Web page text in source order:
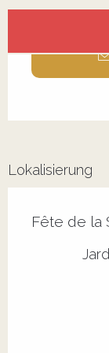
Lokalisierung
Fête de la